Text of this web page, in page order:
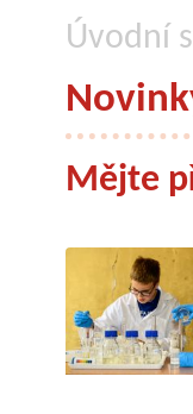
Úvodní
Mějte